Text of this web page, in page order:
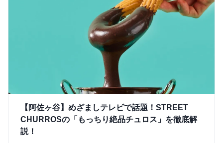
【阿佐ヶ谷】めざましテレビで話題！STREET
CHURROSの「もっちり絶品チュロス」を徹底解
説！